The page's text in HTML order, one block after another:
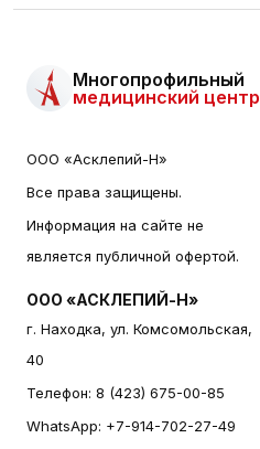
Многопрофильный
медицинский центр
ООО «Асклепий-Н»
Все права защищены.
Информация на сайте не
является публичной офертой.
ООО «АСКЛЕПИЙ-Н»
г. Находка, ул. Комсомольская,
40
Телефон: 8 (423) 675-00-85
WhatsApp: +7-914-702-27-49